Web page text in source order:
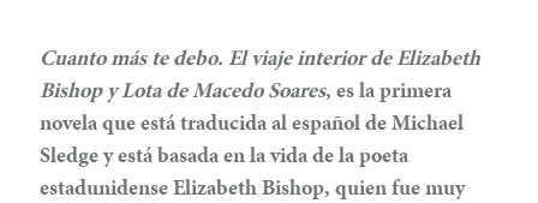
Cuanto más te debo. El viaje interior de Elizabeth
Bishop y Lota de Macedo Soares, es la primera
novela que está traducida al español de Michael
Sledge y está basada en la vida de la poeta
estadunidense Elizabeth Bishop, quien fue muy